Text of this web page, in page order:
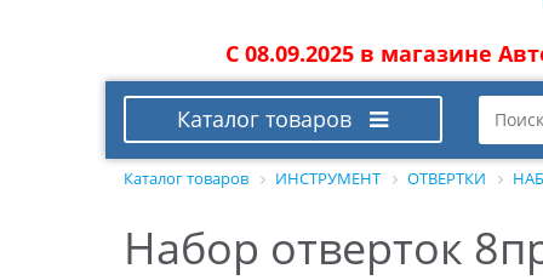
С 08.09.2025 в магазине
Каталог товаров
Каталог товаров ИНСТРУМЕНТ ОТВЕРТКИ
Набор отверток